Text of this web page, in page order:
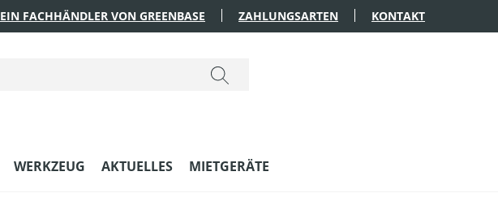
EIN FACHHÄNDLER VON GREENBASE ZAHLUNGSARTEN KONTAKT
WERKZEUG AKTUELLES MIETGERÄTE